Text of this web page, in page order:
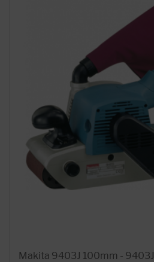
Makita 9403J 100mm - 9403J